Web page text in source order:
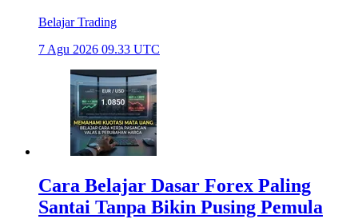
Belajar Trading
7 Agu 2026 09.33 UTC
Cara Belajar Dasar Forex Paling
Santai Tanpa Bikin Pusing Pemula